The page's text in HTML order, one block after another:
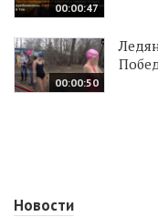
00:00:47
00:00:50
Новости